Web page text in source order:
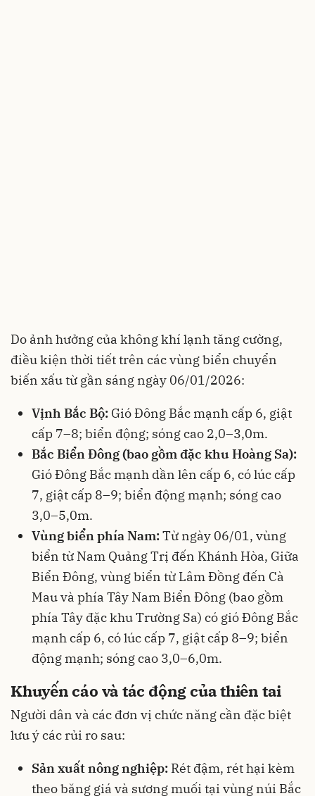
Do ảnh hưởng của không khí lạnh tăng cường,
điều kiện thời tiết trên các vùng biển chuyển
biến xấu từ gần sáng ngày 06/01/2026:
Vịnh Bắc Bộ: Gió Đông Bắc mạnh cấp 6, giật
cấp 7–8; biển động; sóng cao 2,0–3,0m.
Bắc Biển Đông (bao gồm đặc khu Hoàng Sa):
Gió Đông Bắc mạnh dần lên cấp 6, có lúc cấp
7, giật cấp 8–9; biển động mạnh; sóng cao
3,0–5,0m.
Vùng biển phía Nam:Từ ngày 06/01, vùng
biển từ Nam Quảng Trị đến Khánh Hòa, Giữa
Biển Đông, vùng biển từ Lâm Đồng đến Cà
Mau và phía Tây Nam Biển Đông (bao gồm
phía Tây đặc khu Trường Sa) có gió Đông Bắc
mạnh cấp 6, có lúc cấp 7, giật cấp 8–9; biển
động mạnh; sóng cao 3,0–6,0m.
Khuyến cáo và tác động của thiên tai
Người dân và các đơn vị chức năng cần đặc biệt
lưu ý các rủi ro sau:
Sản xuất nông nghiệp: Rét đậm, rét hại kèm
theo băng giá và sương muối tại vùng núi Bắc